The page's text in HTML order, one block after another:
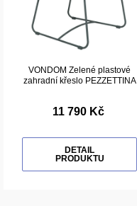
VONDOM Zelené plastové
zahradní křeslo PEZZETTINA
11 790 Kč
DETAIL
PRODUKTU